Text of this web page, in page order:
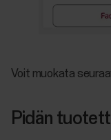
Voit muokata
Pidän